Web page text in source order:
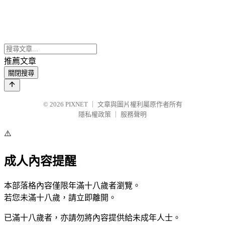
推薦文章
關閉搜尋
© 2026 PIXNET
文章與圖片權利屬原作者所有
隱私權政策
服務聲明
⚠️
成人內容提醒
本部落格內容僅限年滿十八歲者瀏覽。
若您未滿十八歲，請立即離開。
已滿十八歲者，亦請勿將內容提供給未成年人士。